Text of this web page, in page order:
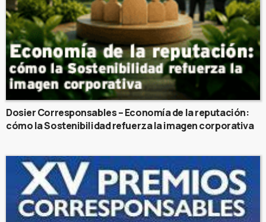
Dosier Corresponsables – Economía de la reputación:
cómo la Sostenibilidad refuerza la imagen corporativa